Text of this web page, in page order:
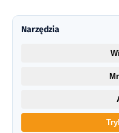
Narzędzia